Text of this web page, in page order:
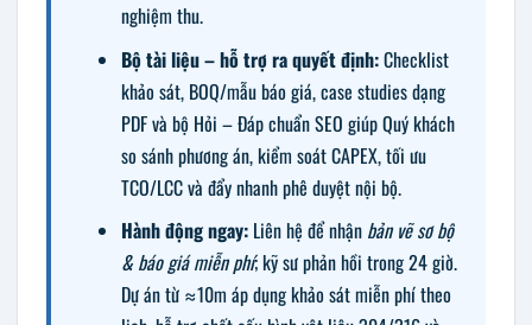
nghiệm thu.
Bộ tài liệu – hỗ trợ ra quyết định:Checklist
khảo sát, BOQ/mẫu báo giá, case studies dạng
PDF và bộ Hỏi – Đáp chuẩn SEO giúp Quý khách
so sánh phương án, kiểm soát CAPEX, tối ưu
TCO/LCC và đẩy nhanh phê duyệt nội bộ.
Hành động ngay:Liên hệ để nhận bản vẽ sơ bộ
& báo giá miễn phí; kỹ sư phản hồi trong 24 giờ.
Dự án từ ≈10m áp dụng khảo sát miễn phí theo